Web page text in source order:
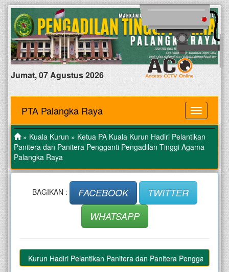
Jumat, 07 Agustus 2026
MENU
PTA Palangka Raya
» Kuala Kurun » Ketua PA Kuala Kurun Hadiri Pelantikan
Panitera dan Panitera Pengganti Pengadilan Tinggi Agama
Palangka Raya
BAGIKAN : FACEBOOK
TWITTER
WHATSAPP
Kurun Hadiri Pelantikan Panitera dan Panitera Pengganti
Kuala